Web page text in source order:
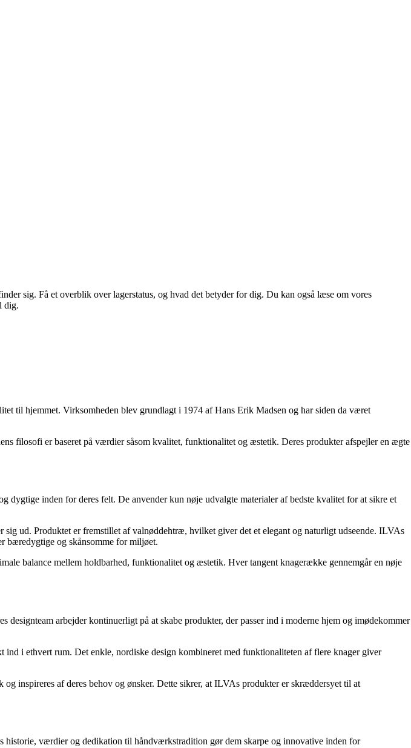
sig. Få et overblik over lagerstatus, og hvad det betyder for dig. Du kan også læse om vores
dig.
til hjemmet. Virksomheden blev grundlagt i 1974 af Hans Erik Madsen og har siden da været
filosofi er baseret på værdier såsom kvalitet, funktionalitet og æstetik. Deres produkter afspejler en ægte
dygtige inden for deres felt. De anvender kun nøje udvalgte materialer af bedste kvalitet for at sikre et
ud. Produktet er fremstillet af valnøddehtræ, hvilket giver det et elegant og naturligt udseende. ILVAs
bæredygtige og skånsomme for miljøet.
balance mellem holdbarhed, funktionalitet og æstetik. Hver tangent knagerække gennemgår en nøje
arbejder kontinuerligt på at skabe produkter, der passer ind i moderne hjem og imødekommer
i ethvert rum. Det enkle, nordiske design kombineret med funktionaliteten af flere knager giver
inspireres af deres behov og ønsker. Dette sikrer, at ILVAs produkter er skræddersyet til at
værdier og dedikation til håndværkstradition gør dem skarpe og innovative inden for